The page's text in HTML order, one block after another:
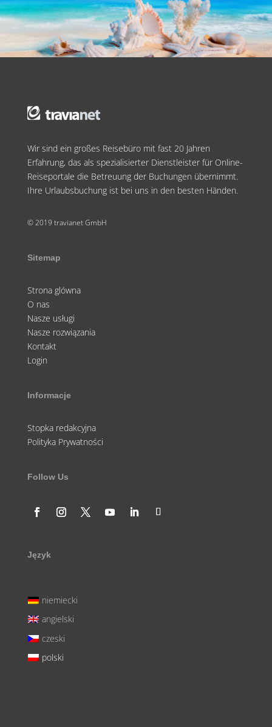
Wir sind ein großes Reisebüro mit fast 20 Jahren
Erfahrung, das als spezialisierter Dienstleister für Online-
Reiseportale die Betreuung der Buchungen übernimmt.
Ihre Urlaubsbuchung ist bei uns in den besten Händen.
© 2019 travianet GmbH
Sitemap
Strona glówna
O nas
Nasze usługi
Nasze rozwiązania
Kontakt
Login
Informacje
Stopka redakcyjna
Polityka Prywatności
Follow Us
Język
niemiecki
angielski
czeski
polski